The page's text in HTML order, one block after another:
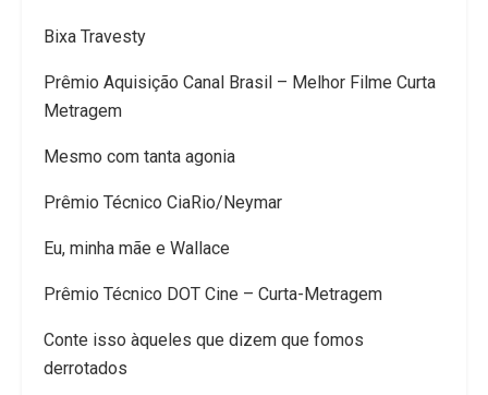
Bixa Travesty
Prêmio Aquisição Canal Brasil – Melhor Filme Curta
Metragem
Mesmo com tanta agonia
Prêmio Técnico CiaRio/Neymar
Eu, minha mãe e Wallace
Prêmio Técnico DOT Cine – Curta-Metragem
Conte isso àqueles que dizem que fomos
derrotados